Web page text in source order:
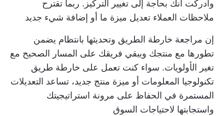
وأدركت أنك بحاجة إلى تغيير التركيز. ربما تقترح
ملاحظات العملاء تعديل ميزة ما أو إضافة شيء جديد
إن مراجعة خارطة الطريق وتحديثها بانتظام يضمن
تطورها مع منتجك ويبقي فريقك على المسار الصحيح مع
تغير الأولويات. سواء كنت تعمل على خارطة طريق
تكنولوجيا المعلومات أو ميزة منتج جديد، تساعد التعديلات
المستمرة في الحفاظ على مرونة استراتيجيتك
واستجابتها لاحتياجات السوق